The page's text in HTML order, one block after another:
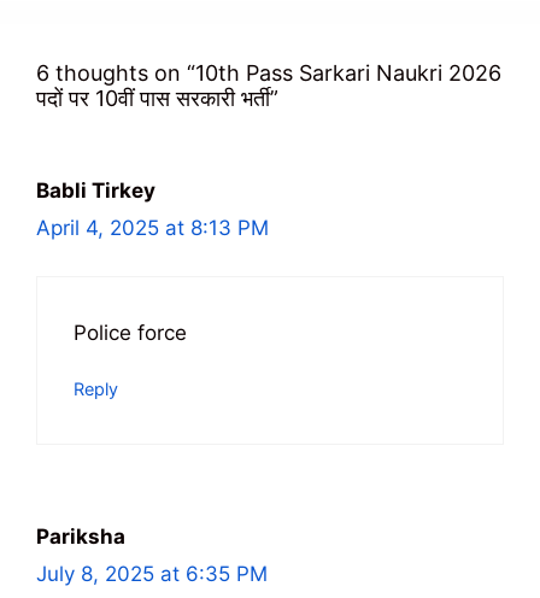
6 thoughts on “10th Pass Sarkari Naukri 2026
पदों पर 10वीं पास सरकारी भर्ती”
Babli Tirkey
April 4, 2025 at 8:13 PM
Police force
Reply
Pariksha
July 8, 2025 at 6:35 PM